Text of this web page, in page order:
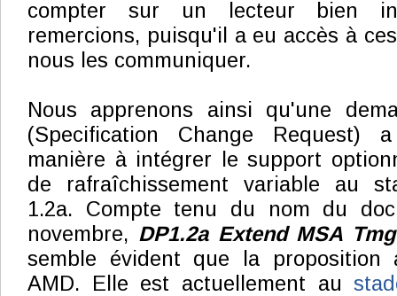
compter sur un lecteur bien
remercions, puisqu'il a eu accès à
nous les communiquer.
Nous apprenons ainsi qu'une
(Specification Change Request)
manière à intégrer le support
de rafraîchissement variable au
1.2a. Compte tenu du nom du
novembre, DP1.2a Extend MSA
semble évident que la proposition
AMD. Elle est actuellement au